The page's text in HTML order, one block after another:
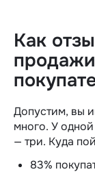
Как
Допустим, вы
много. У
— три. Куда
83%